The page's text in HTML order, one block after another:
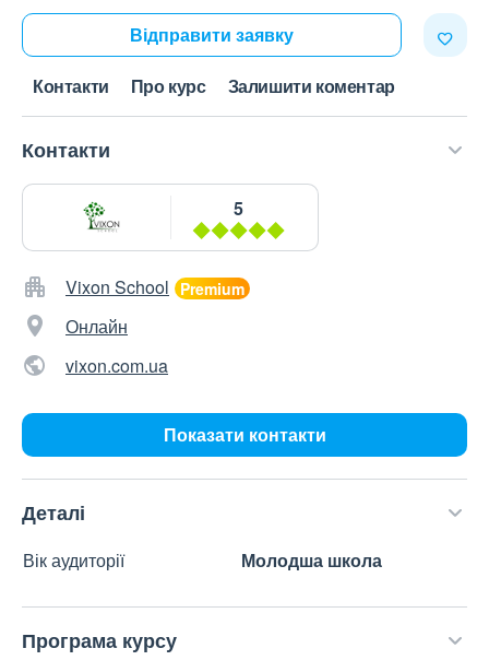
Відправити заявку
Контакти Про курс Залишити коментар
Контакти
5
Vixon School
Онлайн
vixon.com.ua
Показати контакти
Деталі
Вік аудиторії Молодша школа
Програма курсу